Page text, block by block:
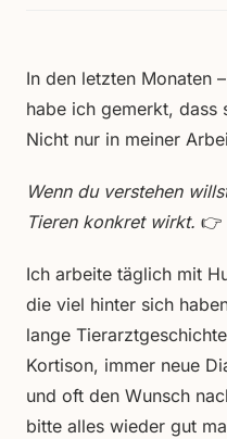
In den letzten Monaten
habe ich gemerkt, dass
Nicht nur in meiner
Wenn du verstehen
Tieren konkret wirkt. 👉
Ich arbeite täglich mit
die viel hinter sich
lange
Kortison, immer neue
und oft den Wunsch
bitte alles wieder gut